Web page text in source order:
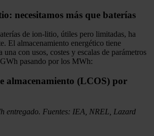
necesitamos más que baterías
de ion-litio, útiles pero limitadas, ha
El almacenamiento energético tiene
una con usos, costes y escalas de parámetros
pasando por los MWh:
almacenamiento (LCOS) por
entregado. Fuentes: IEA, NREL, Lazard